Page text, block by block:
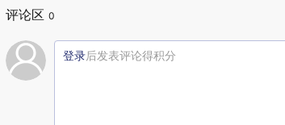
评论区 0
登录后发表评论得积分